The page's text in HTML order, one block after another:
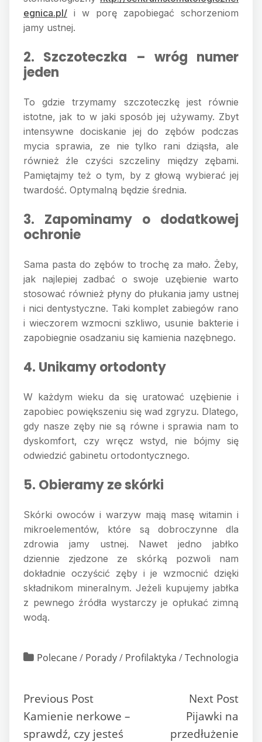
egnica.pl/ i w porę zapobiegać schorzeniom
jamy ustnej.
2. Szczoteczka – wróg numer
jeden
To gdzie trzymamy szczoteczkę jest równie
istotne, jak to w jaki sposób jej używamy. Zbyt
intensywne dociskanie jej do zębów podczas
mycia sprawia, ze nie tylko rani dziąsła, ale
również źle czyści szczeliny między zębami.
Pamiętajmy też o tym, by z głową wybierać jej
twardość. Optymalną będzie średnia.
3. Zapominamy o dodatkowej
ochronie
Sama pasta do zębów to trochę za mało. Żeby,
jak najlepiej zadbać o swoje uzębienie warto
stosować również płyny do płukania jamy ustnej
i nici dentystyczne. Taki komplet zabiegów rano
i wieczorem wzmocni szkliwo, usunie bakterie i
zapobiegnie osadzaniu się kamienia nazębnego.
4. Unikamy ortodonty
W każdym wieku da się uratować uzębienie i
zapobiec powiększeniu się wad zgryzu. Dlatego,
gdy nasze zęby nie są równe i sprawia nam to
dyskomfort, czy wręcz wstyd, nie bójmy się
odwiedzić gabinetu ortodontycznego.
5. Obieramy ze skórki
Skórki owoców i warzyw mają masę witamin i
mikroelementów, które są dobroczynne dla
zdrowia jamy ustnej. Nawet jedno jabłko
dziennie zjedzone ze skórką pozwoli nam
dokładnie oczyścić zęby i je wzmocnić dzięki
składnikom mineralnym. Jeżeli kupujemy jabłka
z pewnego źródła wystarczy je opłukać zimną
wodą.
Polecane/ Porady/ Profilaktyka /Technologia
Previous Post
Kamienie nerkowe –
sprawdź, czy jesteś
Next Post
Pijawki na
przedłużenie